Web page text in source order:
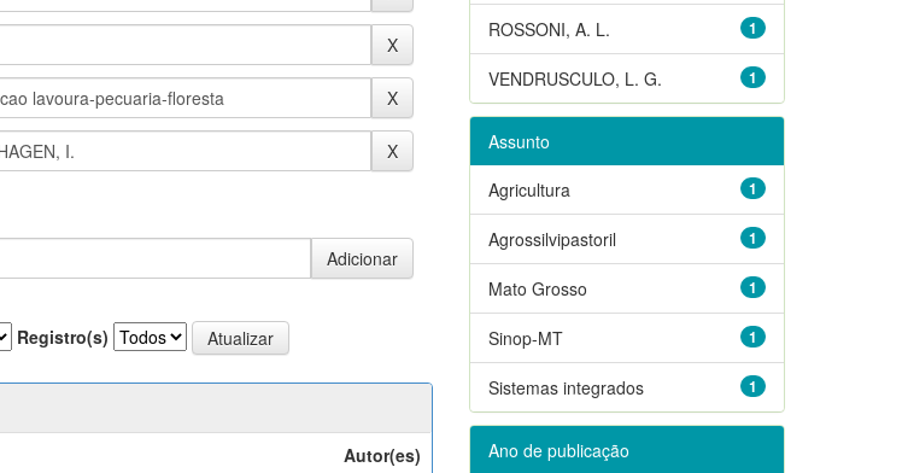
Registro(s)
Autor(es)
1
ROSSONI, A. L.
1
VENDRUSCULO, L. G.
Assunto
1
Agricultura
1
Agrossilvipastoril
1
Mato Grosso
1
Sinop-MT
1
Sistemas integrados
Ano de publicação